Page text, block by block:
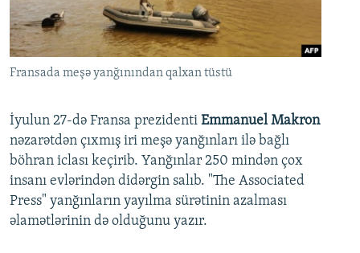
Fransada meşə yanğınından qalxan tüstü
İyulun 27-də Fransa prezidenti Emmanuel Makron
nəzarətdən çıxmış iri meşə yanğınları ilə bağlı
böhran iclası keçirib. Yanğınlar 250 mindən çox
insanı evlərindən didərgin salıb. "The Associated
Press" yanğınların yayılma sürətinin azalması
əlamətlərinin də olduğunu yazır.